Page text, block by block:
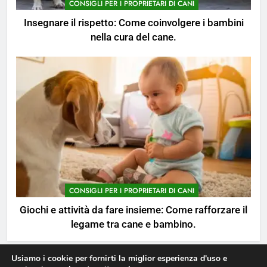
Il cane è geloso del bambino?
Segnali da non sottovalutare e
come intervenire.
CONSIGLI PER I PROPRIETARI DI CANI
Le 4 razze di cani più adatte alla
vita in famiglia con bambini.
CONSIGLI PER I PROPRIETARI DI CANI
Un neonato in arrivo: Come
preparare il cane al nuovo
membro della famiglia.
CONSIGLI PER I PROPRIETARI DI CANI
CONSIGLI PER I PROPRIETARI DI CANI
Insegnare il rispetto: Come coinvolgere i bambini
nella cura del cane.
CONSIGLI PER I PROPRIETARI DI CANI
Giochi e attività da fare insieme: Come rafforzare il
legame tra cane e bambino.
Usiamo i cookie per fornirti la miglior esperienza d'uso e